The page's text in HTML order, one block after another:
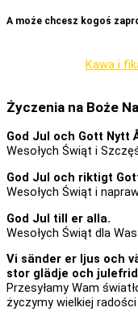
A może chcesz kogoś
Kawa i
Życzenia na Boże
God Jul och Gott Nytt
Wesołych Świąt i
God Jul och riktigt
Wesołych Świąt i
God Jul till er alla.
Wesołych Świąt dla
Vi sänder er ljus och
stor glädje och
Przesyłamy Wam
życzymy wielkiej